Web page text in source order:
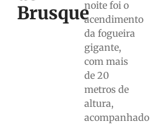
Brusquenoite foi o
acendimento
da fogueira
gigante,
com mais
de 20
metros de
altura,
acompanhado